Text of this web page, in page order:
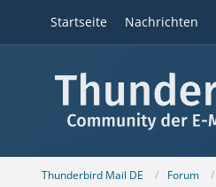
Startseite Nachrichten
Thunderbird Mail DE Forum